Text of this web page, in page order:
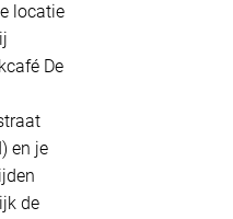
locatie
De
en je
de